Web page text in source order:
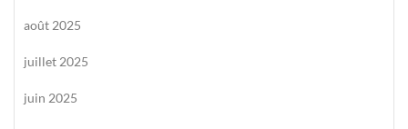
août 2025
juillet 2025
juin 2025